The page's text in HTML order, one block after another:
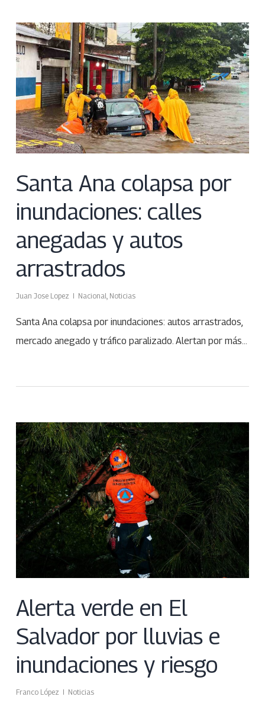
Santa Ana colapsa por
inundaciones: calles
anegadas y autos
arrastrados
Juan Jose Lopez Nacional, Noticias
Santa Ana colapsa por inundaciones: autos arrastrados,
mercado anegado y tráfico paralizado. Alertan por más…
Alerta verde en El
Salvador por lluvias e
inundaciones y riesgo
Franco López Noticias